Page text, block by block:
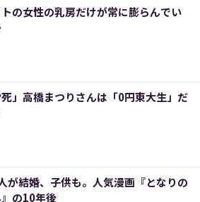
の女性の乳房だけが常に膨らんでい
死」高橋まつりさんは「0円東大生」だ
が結婚、子供も。人気漫画『となりの
の10年後